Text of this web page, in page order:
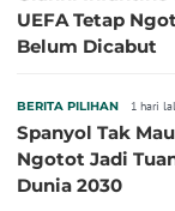
UEFA Tetap
Belum Dicabut
BERITA PILIHAN 1 hari
Spanyol Tak
Ngotot Jadi
Dunia 2030